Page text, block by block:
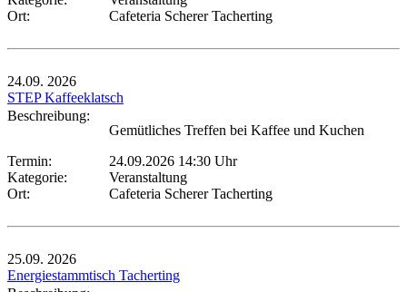
Ort:
Cafeteria Scherer Tacherting
24.09. 2026
STEP Kaffeeklatsch
Beschreibung:
Gemütliches Treffen bei Kaffee und Kuchen
Termin:
24.09.2026 14:30 Uhr
Kategorie:
Veranstaltung
Ort:
Cafeteria Scherer Tacherting
25.09. 2026
Energiestammtisch Tacherting